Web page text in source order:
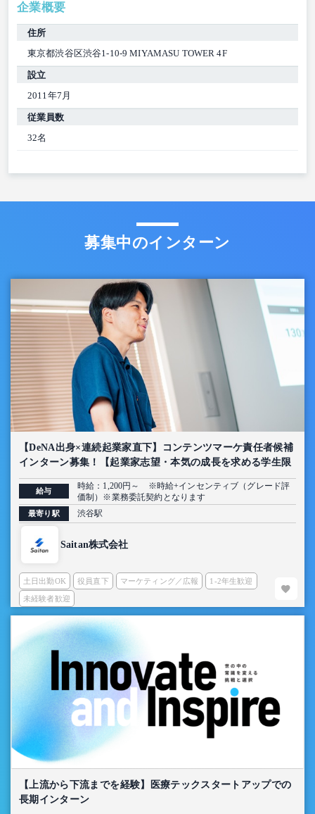
企業概要
住所
東京都渋谷区渋谷1-10-9 MIYAMASU TOWER 4F
設立
2011年7月
従業員数
32名
募集中のインターン
【DeNA出身×連続起業家直下】コンテンツマーケ責任者候補
インターン募集！【起業家志望・本気の成長を求める学生限
定】
給与
時給：1,200円～ ※時給+インセンティブ（グレード評
価制）※業務委託契約となります
最寄り駅 渋谷駅
Saitan株式会社
土日出勤OK 役員直下 マーケティング／広報 1-2年生歓迎
未経験者歓迎
【上流から下流までを経験】医療テックスタートアップでの
長期インターン